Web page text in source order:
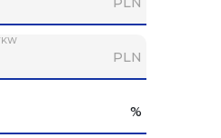
PLN
%